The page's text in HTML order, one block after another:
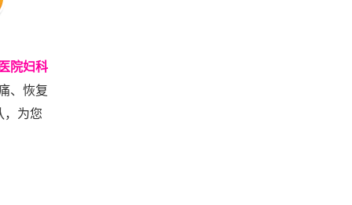
院妇科
、恢复
，为您